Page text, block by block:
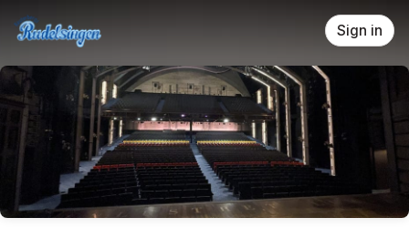
Skip header
Sign in